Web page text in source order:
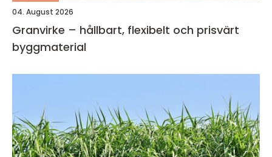
04. August 2026
Granvirke – hållbart, flexibelt och prisvärt
byggmaterial